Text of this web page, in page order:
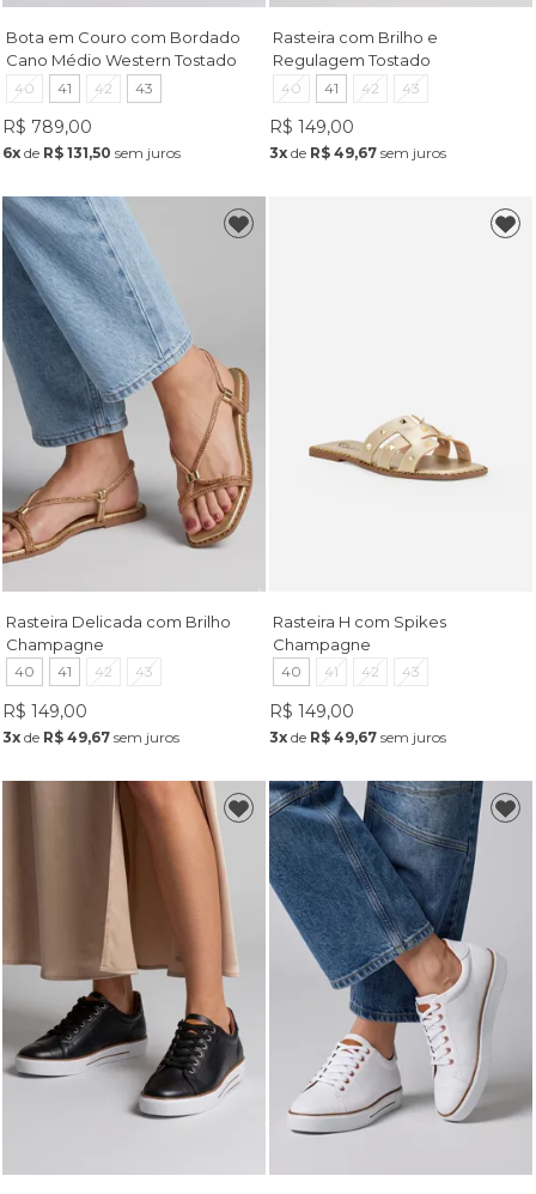
Bota em Couro com Bordado
Cano Médio Western Tostado
40 41 42 43
R$ 789,00
6xde R$ 131,50 sem juros
Rasteira com Brilho e
Regulagem Tostado
40 41 42 43
R$ 149,00
3x de R$ 49,67 sem juros
Rasteira Delicada com Brilho
Champagne
40 41 42 43
R$ 149,00
3xde R$ 49,67sem juros
Rasteira H com Spikes
Champagne
40 41 42 43
R$ 149,00
3x de R$ 49,67 sem juros